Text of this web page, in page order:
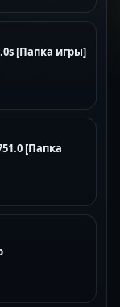
[Папка игры]
[Папка